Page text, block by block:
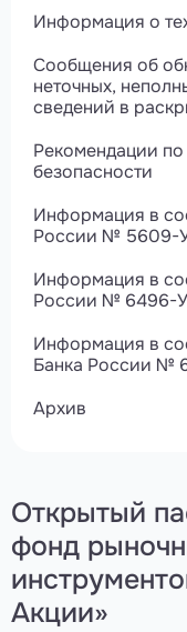
Информация о
Сообщения об
неточных,
сведений в
Рекомендации
безопасности
Информация в
России № 5609-У
Информация в
России № 6496-У
Информация в
Банка России №
Архив
Открытый
фонд
Акции»